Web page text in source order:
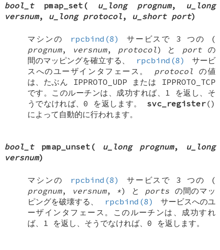
bool_t pmap_set ( u_long prognum, u_long
versnum, u_long protocol, u_short port)
マシンの rpcbind(8)
サービスで 3 つの (
prognum, versnum, protocol) と portの
間のマッピングを確立する、
rpcbind(8)
サービ
スへのユーザインタフェース。 protocol の値
は、たぶん
IPPROTO_UDP または
IPPROTO_TCP
です。このルーチンは、成功すれば、1 を返し、そ
うでなければ、0 を返します。 svc_register()
によって自動的に行われます。
bool_t pmap_unset ( u_long prognum, u_long
versnum)
マシンの rpcbind(8)
サービスで 3 つの (
prognum, versnum, *) と ports の間のマッ
ピングを破壊する、
rpcbind(8)
サービスへのユ
ーザインタフェース。このルーチンは、成功すれ
ば、1 を返し、そうでなければ、0 を返します。